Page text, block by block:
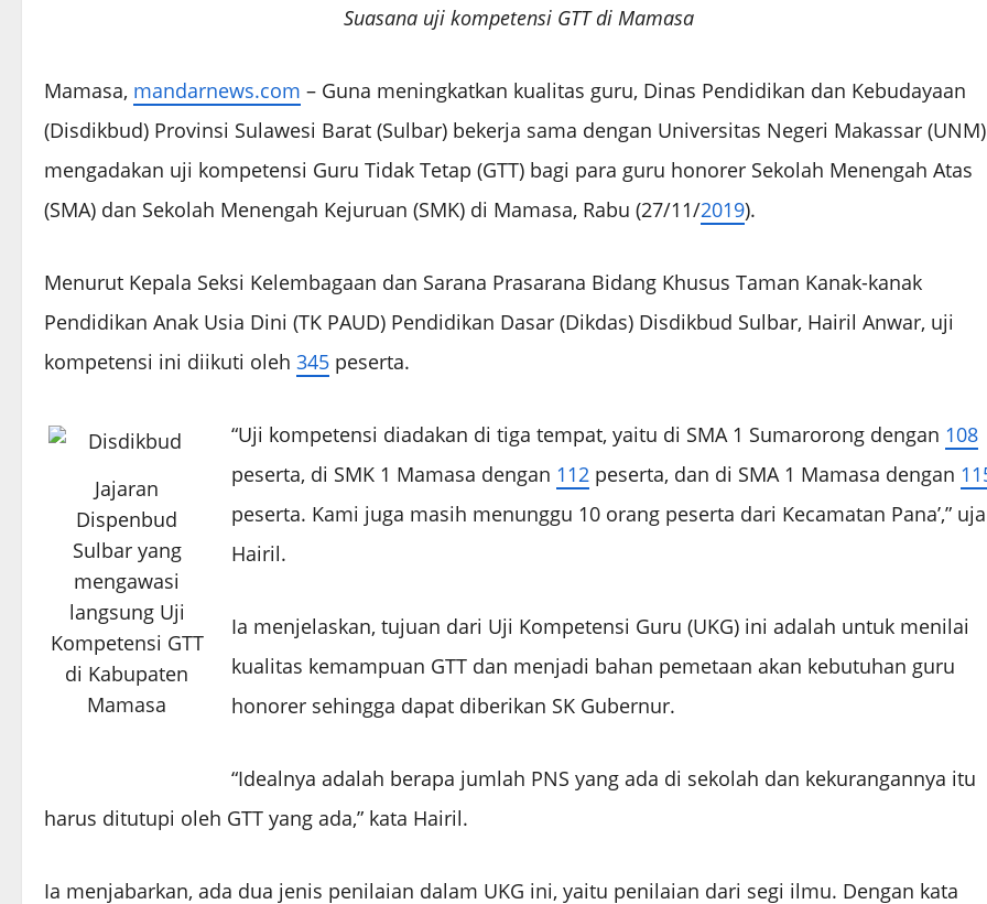
Suasana uji kompetensi GTT di Mamasa
Mamasa, mandarnews.com – Guna meningkatkan kualitas guru, Dinas Pendidikan dan Kebudayaan
(Disdikbud) Provinsi Sulawesi Barat (Sulbar) bekerja sama dengan Universitas Negeri Makassar (UNM)
mengadakan uji kompetensi Guru Tidak Tetap (GTT) bagi para guru honorer Sekolah Menengah Atas
(SMA) dan Sekolah Menengah Kejuruan (SMK) di Mamasa, Rabu (27/11/2019).
Menurut Kepala Seksi Kelembagaan dan Sarana Prasarana Bidang Khusus Taman Kanak-kanak
Pendidikan Anak Usia Dini (TK PAUD) Pendidikan Dasar (Dikdas) Disdikbud Sulbar, Hairil Anwar, uji
kompetensi ini diikuti oleh 345 peserta.
Jajaran
Dispenbud
Sulbar yang
mengawasi
langsung Uji
Kompetensi GTT
di Kabupaten
Mamasa
“Uji kompetensi diadakan di tiga tempat, yaitu di SMA 1 Sumarorong dengan 108
peserta, di SMK 1 Mamasa dengan 112 peserta, dan di SMA 1 Mamasa dengan
peserta. Kami juga masih menunggu 10 orang peserta dari Kecamatan Pana’,”
Hairil.
Ia menjelaskan, tujuan dari Uji Kompetensi Guru (UKG) ini adalah untuk menilai
kualitas kemampuan GTT dan menjadi bahan pemetaan akan kebutuhan guru
honorer sehingga dapat diberikan SK Gubernur.
“Idealnya adalah berapa jumlah PNS yang ada di sekolah dan kekurangannya itu
harus ditutupi oleh GTT yang ada,” kata Hairil.
Ia menjabarkan, ada dua jenis penilaian dalam UKG ini, yaitu penilaian dari segi ilmu. Dengan kata